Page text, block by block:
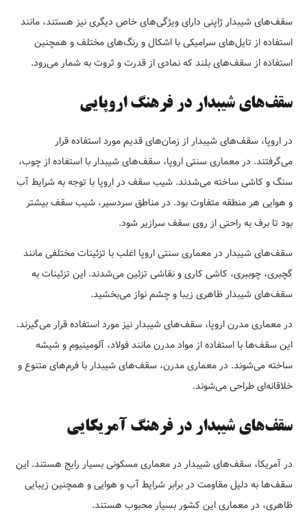
سقف‌های شیبدار ژاپنی دارای ویژگی‌های خاص دیگری نیز هستند، مانند
استفاده از تایل‌های سرامیکی با اشکال و رنگ‌های مختلف و همچنین
استفاده از سقف‌های بلند که نمادی از قدرت و ثروت به شمار می‌رود.
سقف‌های شیبدار در فرهنگ اروپایی
در اروپا، سقف‌های شیبدار از زمان‌های قدیم مورد استفاده قرار
می‌گرفتند. در معماری سنتی اروپا، سقف‌های شیبدار با استفاده از چوب،
سنگ و کاشی ساخته می‌شدند. شیب سقف در اروپا با توجه به شرایط آب
و هوایی هر منطقه متفاوت بود. در مناطق سردسیر، شیب سقف بیشتر
بود تا برف به راحتی از روی سقف سرازیر شود.
سقف‌های شیبدار در معماری سنتی اروپا اغلب با تزئینات مختلفی مانند
گچبری، چوببری، کاشی کاری و نقاشی تزئین می‌شدند. این تزئینات به
سقف‌های شیبدار ظاهری زیبا و چشم نواز می‌بخشید.
در معماری مدرن اروپا، سقف‌های شیبدار نیز مورد استفاده قرار می‌گیرند.
این سقف‌ها با استفاده از مواد مدرن مانند فولاد، آلومینیوم و شیشه
ساخته می‌شوند. در معماری مدرن، سقف‌های شیبدار با فرم‌های متنوع و
خلاقانه‌ای طراحی می‌شوند.
سقف‌های شیبدار در فرهنگ آمریکایی
در آمریکا، سقف‌های شیبدار در معماری مسکونی بسیار رایج هستند. این
سقف‌ها به دلیل مقاومت در برابر شرایط آب و هوایی و همچنین زیبایی
ظاهری، در معماری این کشور بسیار محبوب هستند.